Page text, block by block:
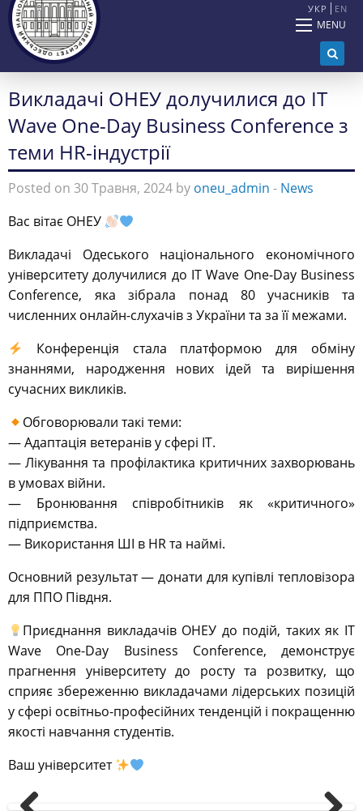
УКР EN
MENU
Викладачі ОНЕУ долучилися до ІT
Wave One-Day Business Conference з
теми HR-індустрії
Posted on 30 Травня, 2024 by oneu_admin - News
Вас вітає ОНЕУ
Викладачі Одеського національного економічного
університету долучилися до ІT Wave One-Day Business
Conference, яка зібрала понад 80 учасників та
численних онлайн-слухачів з України та за її межами.
Конференція стала платформою для обміну
знаннями, народження нових ідей та вирішення
сучасних викликів.
Обговорювали такі теми:
— Адаптація ветеранів у сфері IT.
— Лікування та профілактика критичних захворювань
в умовах війни.
— Бронювання співробітників як «критичного»
підприємства.
— Використання ШІ в HR та наймі.
Основний результат — донати для купівлі тепловізора
для ППО Півдня.
Приєднання викладачів ОНЕУ до подій, таких як IT
Wave One-Day Business Conference, демонструє
прагнення університету до росту та розвитку, що
сприяє збереженню викладачами лідерських позицій
у сфері освітньо-професійних тенденцій і покращенню
якості навчання студентів.
Ваш університет